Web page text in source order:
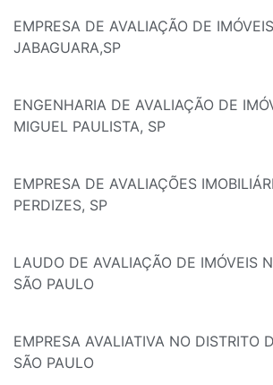
EMPRESA DE AVALIAÇÃO DE
JABAGUARA,SP
ENGENHARIA DE AVALIAÇÃO DE
MIGUEL PAULISTA, SP
EMPRESA DE AVALIAÇÕES
PERDIZES, SP
LAUDO DE AVALIAÇÃO DE IMÓVEIS
SÃO PAULO
EMPRESA AVALIATIVA NO DISTRITO
SÃO PAULO